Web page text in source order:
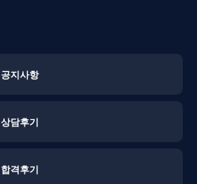
공지사항
상담후기
합격후기